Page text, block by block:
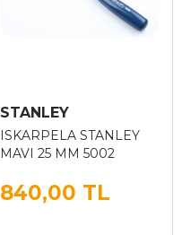
STANLEY
ISKARPELA STANLEY
MAVI 25 MM 5002
840,00 TL